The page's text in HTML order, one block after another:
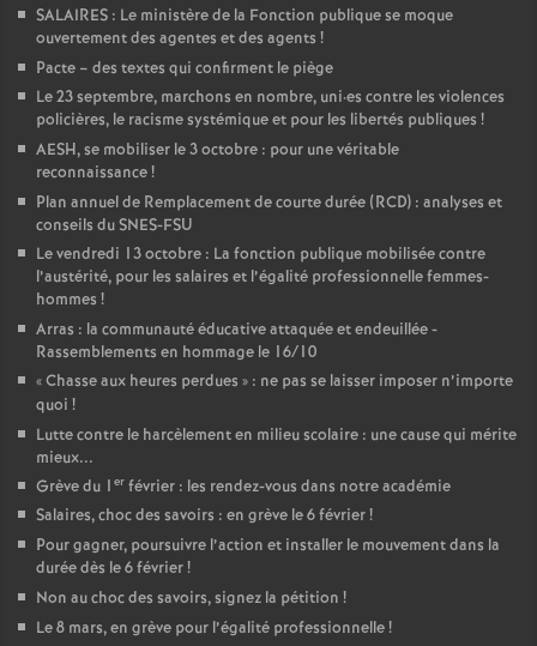
SALAIRES : Le ministère de la Fonction publique se moque
ouvertement des agentes et des agents !
Pacte – des textes qui confirment le piège
Le 23 septembre, marchons en nombre, uni·es contre les violences
policières, le racisme systémique et pour les libertés publiques !
AESH, se mobiliser le 3 octobre : pour une véritable
reconnaissance!
Plan annuel de Remplacement de courte durée (RCD) : analyses et
conseils du SNES-FSU
Le vendredi 13 octobre : La fonction publique mobilisée contre
l’austérité, pour les salaires et l’égalité professionnelle femmes-
hommes !
Arras : la communauté éducative attaquée et endeuillée -
Rassemblements en hommage le 16/10
«Chasse aux heures perdues » : ne pas se laisser imposer n’importe
quoi !
Lutte contre le harcèlement en milieu scolaire : une cause qui mérite
mieux...
Grève du 1 er février : les rendez-vous dans notre académie
Salaires, choc des savoirs : en grève le 6 février!
Pour gagner, poursuivre l’action et installer le mouvement dans la
durée dès le 6 février!
Non au choc des savoirs, signez la pétition !
Le 8 mars, en grève pour l’égalité professionnelle!